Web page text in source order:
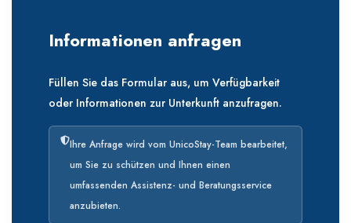
Informationen anfragen
Füllen Sie das Formular aus, um Verfügbarkeit
oder Informationen zur Unterkunft anzufragen.
Ihre Anfrage wird vom UnicoStay-Team bearbeitet,
um Sie zu schützen und Ihnen einen
umfassenden Assistenz- und Beratungsservice
anzubieten.